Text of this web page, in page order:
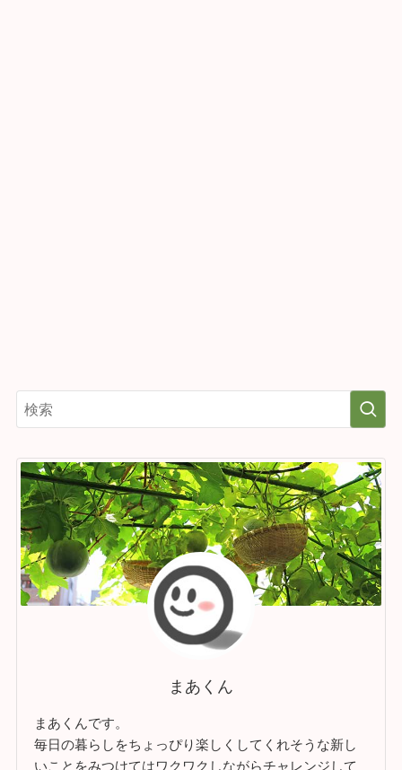
まあくん
まあくんです。
毎日の暮らしをちょっぴり楽しくしてくれそうな新し
いことをみつけてはワクワクしながらチャレンジして